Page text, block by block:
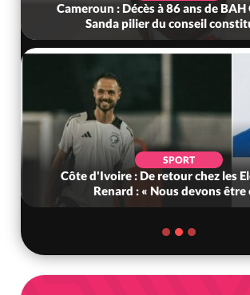
Cameroun : Décès à 86 ans de
Sanda pilier du conseil
SPORT
Côte d'Ivoire : De retour chez les
Renard : « Nous devons être